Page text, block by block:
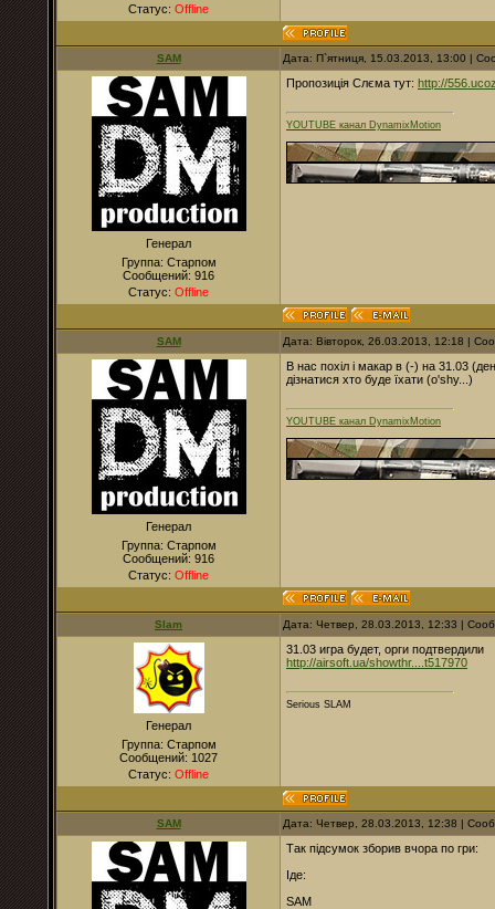
Статус: Offline
SAM Дата: П`ятниця, 15.03.2013, 13:00 |
Генерал
Группа: Старпом
Сообщений: 916
Статус: Offline
Пропозиція Слєма тут: http://
YOUTUBE канал DynamixMotion
SAM Дата: Вівторок, 26.03.2013, 12:18 |
Генерал
Группа: Старпом
Сообщений: 916
Статус: Offline
В нас похіл і макар в (-) на 31.03
дізнатися хто буде їхати (o'shy...)
YOUTUBE канал DynamixMotion
Slam Дата: Четвер, 28.03.2013, 12:33 |
Генерал
Группа: Старпом
Сообщений: 1027
Статус: Offline
31.03 игра будет, орги подтвердили
http://airsoft.ua/showthr....t517970
Serious SLAM
SAM Дата: Четвер, 28.03.2013, 12:38 |
Так підсумок зборив вчора по гри:
Іде:
SAM